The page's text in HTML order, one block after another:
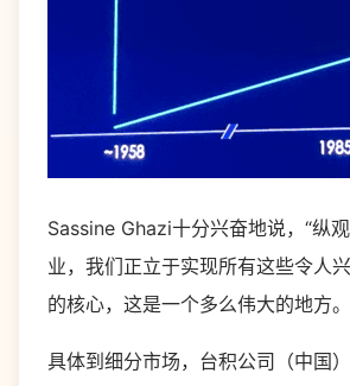
Sassine Ghazi十分兴奋地说，“纵
业，我们正立于实现所有这些令人
的核心，这是一个多么伟大的地方
具体到细分市场，台积公司（中国